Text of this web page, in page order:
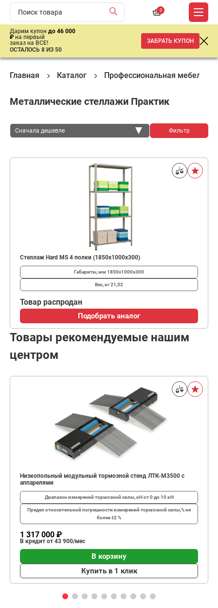
0
Дарим купон до 46 000
₽ на первый
заказ на ВСЕ!
ОСТАЛОСЬ 8 ИЗ 50
ЗАБРАТЬ КУПОН
Главная Каталог Профессиональная мебель
Металлические стеллажи Практик
Сначала дешевле Фильтр
Стеллаж Hard MS 4 полки (1850х1000х300)
Габариты, мм 1850х1000х300
Вес, кг21,52
Товар распродан
Подобрать аналог
Товары рекомендуемые нашим
центром
Низкопольный модульный тормозной стенд ЛТК-М3500 с
аппарелями
Диапазон измерений тормозной силы, кНот 0 до 10 кН
Предел относительной погрешности измерений тормозной силы,%не
более ±2 %
1 317 000 ₽
В кредит от 43 900/мес
В корзину
Купить в 1 клик